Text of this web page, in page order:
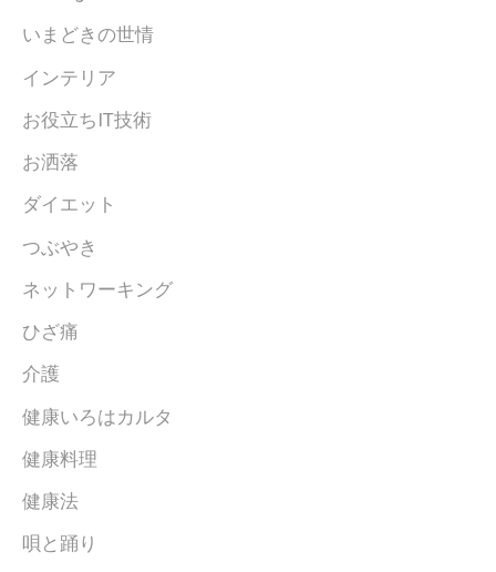
いまどきの世情
インテリア
お役立ちIT技術
お洒落
ダイエット
つぶやき
ネットワーキング
ひざ痛
介護
健康いろはカルタ
健康料理
健康法
唄と踊り